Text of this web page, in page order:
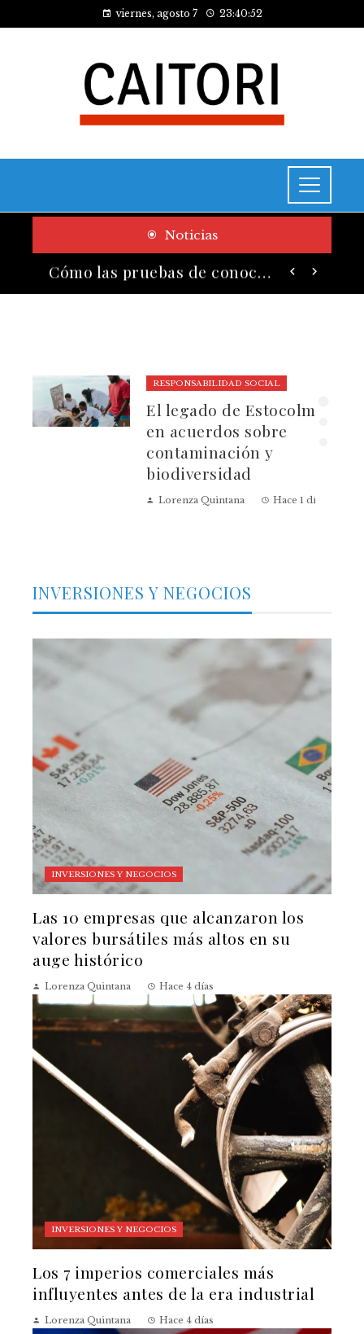
viernes, agosto 7 23:40:53
Noticias
El legado de Estocolmo en acuerdos sobre contaminación y biodiversidad
RESPONSABILIDAD SOCIAL
El legado de Estocolmo
en acuerdos sobre
contaminación y
biodiversidad
Lorenza Quintana Hace 1 día
INVERSIONES Y NEGOCIOS
INVERSIONES Y NEGOCIOS
Las 10 empresas que alcanzaron los
valores bursátiles más altos en su
auge histórico
Lorenza Quintana Hace 4 días
INVERSIONES Y NEGOCIOS
Los 7 imperios comerciales más
influyentes antes de la era industrial
Lorenza Quintana Hace 4 días